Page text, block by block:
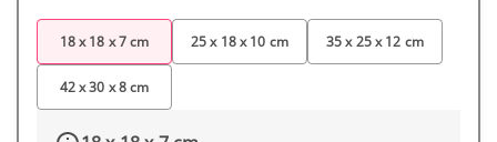
18 x 18 x 7 cm 25 x 18 x 10 cm 35 x 25 x 12 cm
42 x 30 x 8 cm